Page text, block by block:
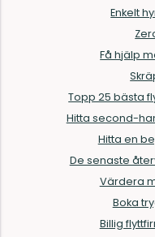
Enkelt
Få hjälp
Topp 25 bästa
Hitta second-
Hitta en
De senaste
Värdera
Boka
Billig